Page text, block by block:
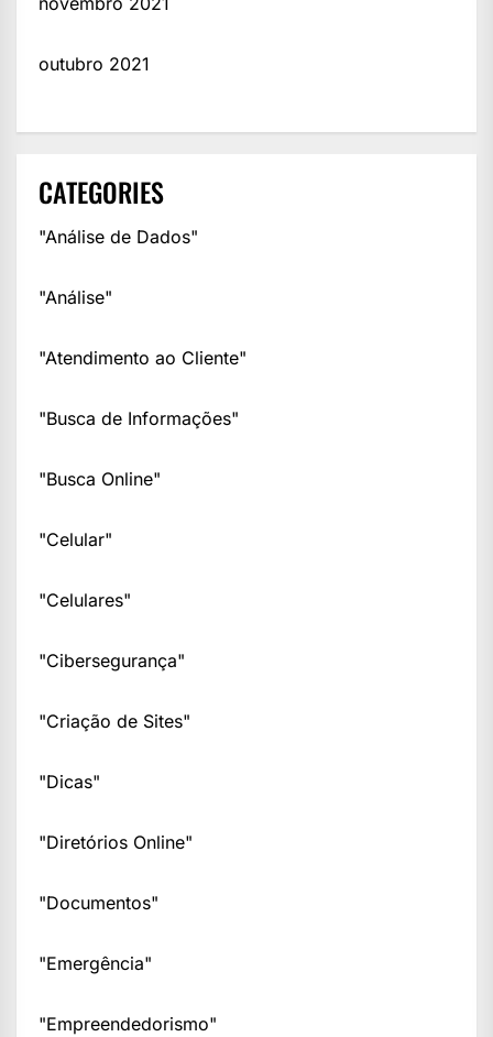
outubro 2021
CATEGORIES
"Análise de Dados"
"Análise"
"Atendimento ao Cliente"
"Busca de Informações"
"Busca Online"
"Celular"
"Celulares"
"Cibersegurança"
"Criação de Sites"
"Dicas"
"Diretórios Online"
"Documentos"
"Emergência"
"Empreendedorismo"